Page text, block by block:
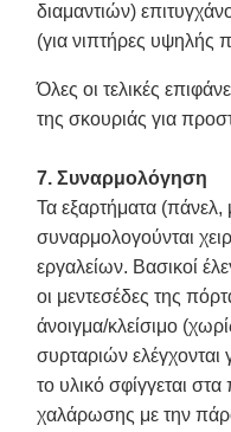
διαμαντιών)
(για νιπτήρες υψηλής
Όλες οι τελικές
της σκουριάς για
7. Συναρμολόγηση
Τα εξαρτήματα (πάνελ,
συναρμολογούνται
εργαλείων. Βασικοί
οι μεντεσέδες της
άνοιγμα/κλείσιμο
συρταριών ελέγχονται
το υλικό σφίγγεται
χαλάρωσης με την